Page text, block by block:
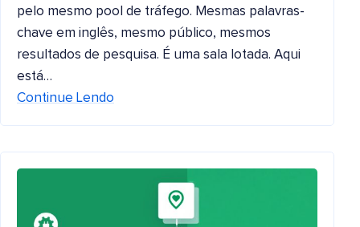
pelo mesmo pool de tráfego. Mesmas palavras-
chave em inglês, mesmo público, mesmos
resultados de pesquisa. É uma sala lotada. Aqui
está…
Continue Lendo